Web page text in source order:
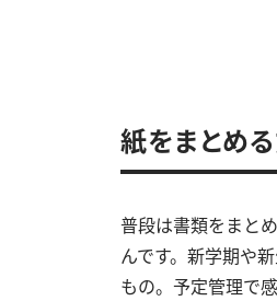
紙をまとめ
普段は書類をまと
んです。新学期や
もの。予定管理で